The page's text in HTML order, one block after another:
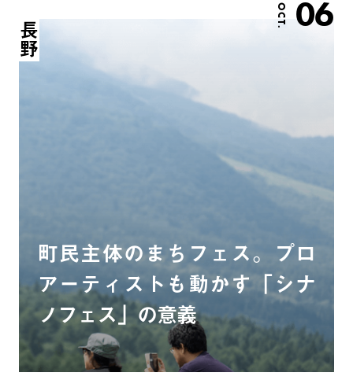
OCT. 06
長野
町民主体のまちフェス。プロ
アーティストも動かす「シナ
ノフェス」の意義